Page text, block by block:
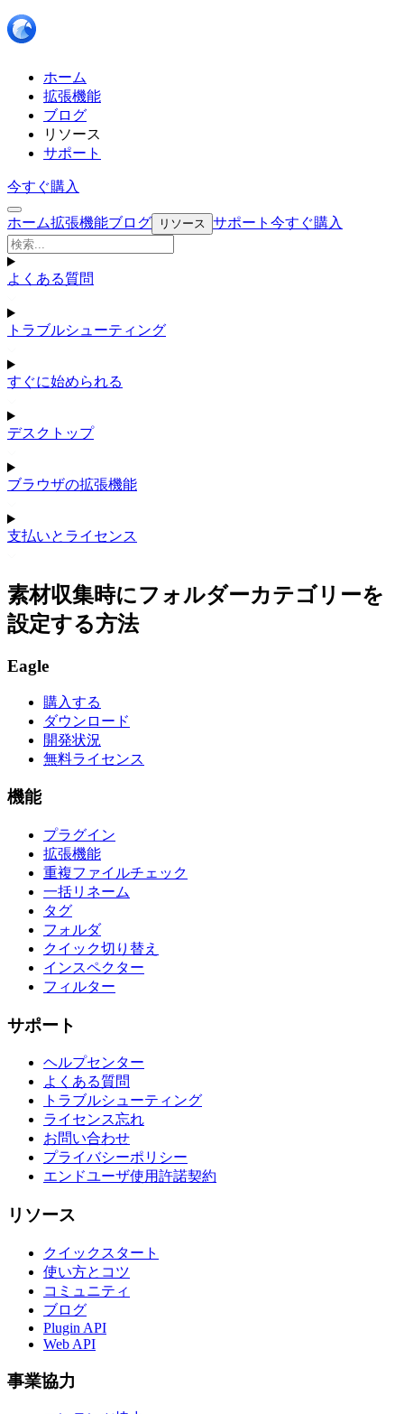
ホーム
拡張機能
ブログ
リソース
サポート
今すぐ購入
ホーム拡張機能ブログ リソース サポート 今すぐ購入
よくある質問
トラブルシューティング
すぐに始められる
デスクトップ
ブラウザの拡張機能
支払いとライセンス
素材収集時にフォルダーカテゴリーを
設定する方法
Eagle
購入する
ダウンロード
開発状況
無料ライセンス
機能
プラグイン
拡張機能
重複ファイルチェック
一括リネーム
タグ
フォルダ
クイック切り替え
インスペクター
フィルター
サポート
ヘルプセンター
よくある質問
トラブルシューティング
ライセンス忘れ
お問い合わせ
プライバシーポリシー
エンドユーザ使用許諾契約
リソース
クイックスタート
使い方とコツ
コミュニティ
ブログ
Plugin API
Web API
事業協力